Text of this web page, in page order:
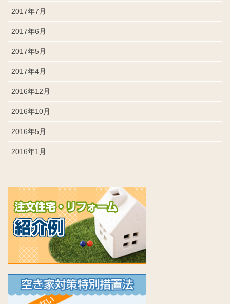
2017年7月
2017年6月
2017年5月
2017年4月
2016年12月
2016年10月
2016年5月
2016年1月